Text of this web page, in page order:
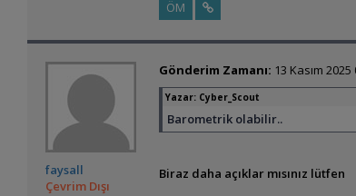
ÖM
faysall
Çevrim Dışı
Gönderim Zamanı: 13 Kasım 2025
Yazar: Cyber_Scout
Barometrik olabilir..
Biraz daha açıklar mısınız lütfen